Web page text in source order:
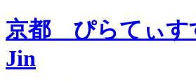
京都 ぴらてぃす
Jin